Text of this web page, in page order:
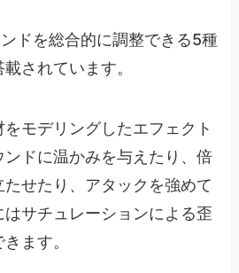
ドを総合的に調整できる5種
されています。
モデリングしたエフェクト
ンドに温かみを与えたり、倍
せたり、アタックを強めて
サチュレーションによる歪
ます。